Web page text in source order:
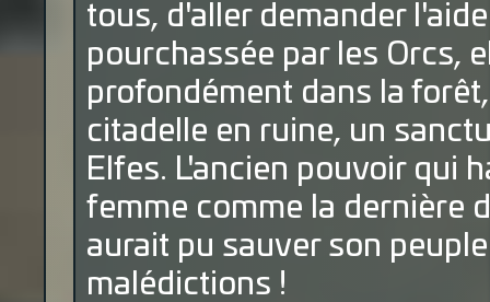
tous, d'aller demander
pourchassée par les Orcs,
profondément dans la
citadelle en ruine, un
Elfes. L'ancien pouvoir qui
femme comme la dernière
aurait pu sauver son
malédictions !